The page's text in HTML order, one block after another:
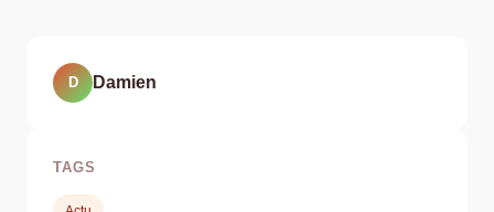
D Damien
TAGS